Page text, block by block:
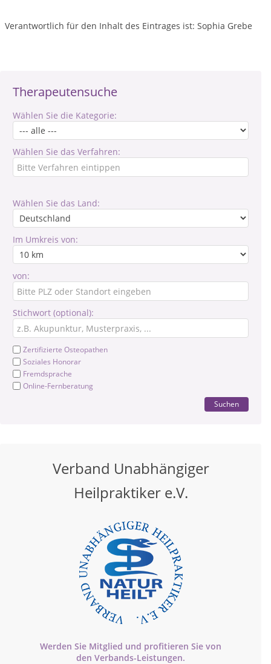
Therapeutensuche
Wählen Sie die Kategorie:
Wählen Sie das Verfahren:
Wählen Sie das Land:
Im Umkreis von:
von:
Stichwort (optional):
Zertifizierte Osteopathen
Soziales Honorar
Fremdsprache
Online-Fernberatung
Suchen
Verband Unabhängiger
Heilpraktiker e.V.
Werden Sie Mitglied und profitieren Sie von
den Verbands-Leistungen.
Verantwortlich für den Inhalt des Eintrages ist: Sophia Grebe